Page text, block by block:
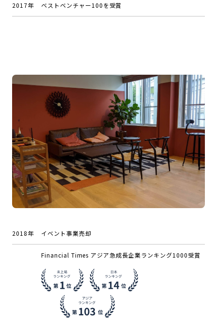
2017年 ベストベンチャー100を受賞
2018年 イベント事業売却
Financial Times アジア急成長企業ランキング1000受賞